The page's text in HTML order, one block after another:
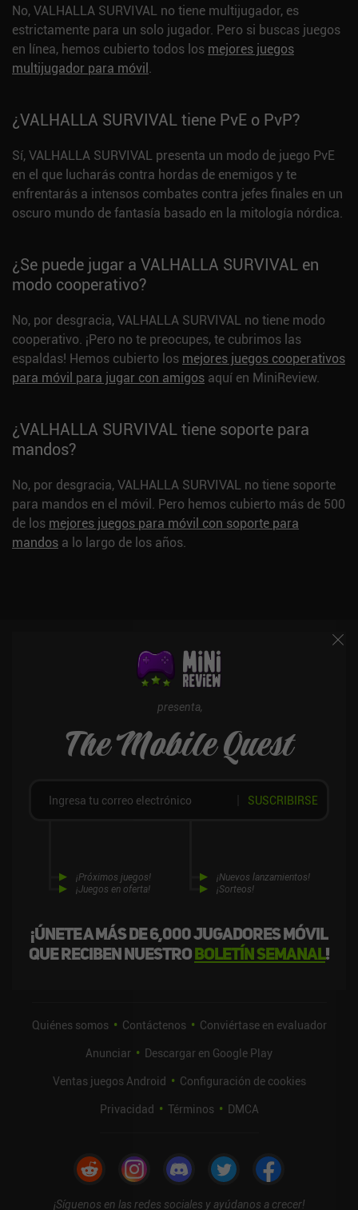
No, VALHALLA SURVIVAL no tiene multijugador, es
estrictamente para un solo jugador. Pero si buscas juegos
en línea, hemos cubierto todos los mejores juegos
multijugador para móvil.
¿VALHALLA SURVIVAL tiene PvE o PvP?
Sí, VALHALLA SURVIVAL presenta un modo de juego PvE
en el que lucharás contra hordas de enemigos y te
enfrentarás a intensos combates contra jefes finales en un
oscuro mundo de fantasía basado en la mitología nórdica.
¿Se puede jugar a VALHALLA SURVIVAL en
modo cooperativo?
No, por desgracia, VALHALLA SURVIVAL no tiene modo
cooperativo. ¡Pero no te preocupes, te cubrimos las
espaldas! Hemos cubierto los mejores juegos cooperativos
para móvil para jugar con amigos aquí en MiniReview.
¿VALHALLA SURVIVAL tiene soporte para
mandos?
No, por desgracia, VALHALLA SURVIVAL no tiene soporte
para mandos en el móvil. Pero hemos cubierto más de 500
de los mejores juegos para móvil con soporte para
mandos a lo largo de los años.
presenta,
The Mobile Quest
¡Únete a más de 6,000 jugadores móvil
que reciben nuestroboletín semanal!
¡Próximos juegos!
¡Juegos en oferta!
¡Nuevos lanzamientos!
¡Sorteos!
SUSCRIBIRSE
Quiénes somos Contáctenos
Conviértase en evaluador
Anunciar
Descargar en Google Play
Ventas juegos Android
Configuración de cookies
Privacidad
Términos DMCA
¡Síguenos en las redes sociales y ayúdanos a crecer!